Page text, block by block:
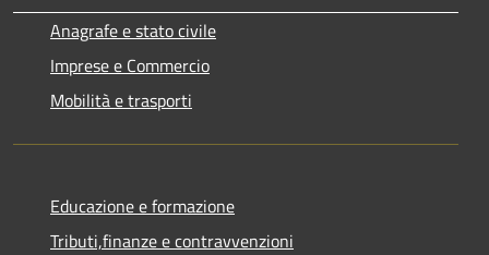
Anagrafe e stato civile
Imprese e Commercio
Mobilità e trasporti
Educazione e formazione
Tributi,finanze e contravvenzioni